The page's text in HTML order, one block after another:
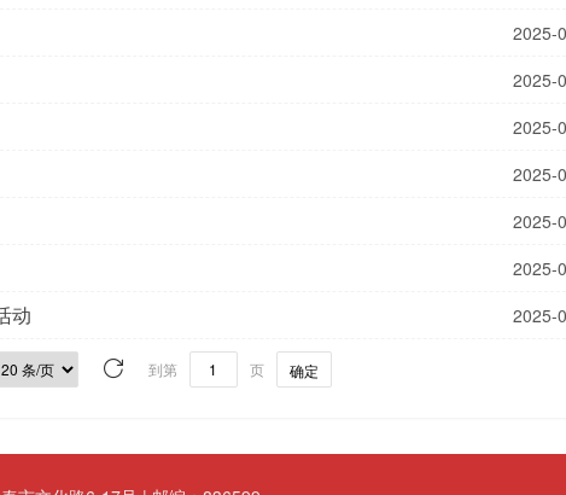
2025-
2025-
2025-
2025-
2025-
2025-
动​ 2025-
到第 页 确定